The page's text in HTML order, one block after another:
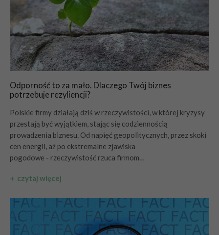
Odporność to za mało. Dlaczego Twój biznes
potrzebuje rezyliencji?
Polskie firmy działają dziś w rzeczywistości, w której kryzysy
przestają być wyjątkiem, stając się codziennością
prowadzenia biznesu. Od napięć geopolitycznych, przez skoki
cen energii, aż po ekstremalne zjawiska
pogodowe - rzeczywistość rzuca firmom…
+ czytaj więcej